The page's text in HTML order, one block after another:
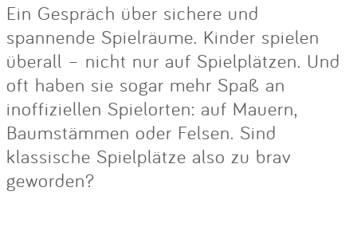
Ein Gespräch über sichere und
spannende Spielräume. Kinder spielen
überall – nicht nur auf Spielplätzen. Und
oft haben sie sogar mehr Spaß an
inoffiziellen Spielorten: auf Mauern,
Baumstämmen oder Felsen. Sind
klassische Spielplätze also zu brav
geworden?